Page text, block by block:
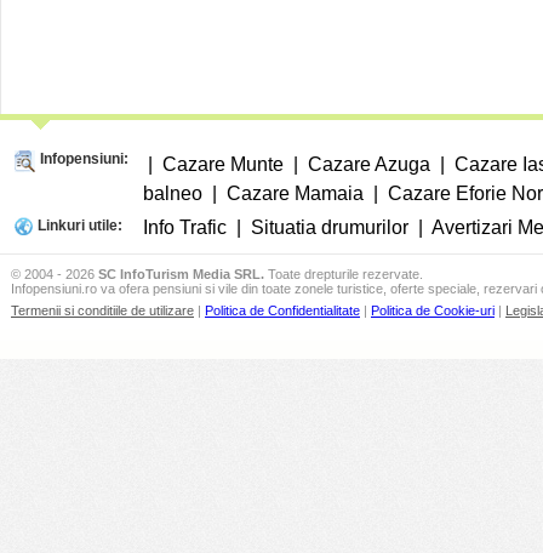
Infopensiuni: Cazare Munte Cazare Azuga
Cazare
balneo
Cazare Mamaia Cazare Eforie
Linkuri utile: Info Trafic Situatia drumurilor Avertizari
© 2004 - 2026 SC InfoTurism Media SRL. Toate drepturile rezervate.
Infopensiuni.ro va ofera pensiuni si vile din toate zonele turistice, oferte speciale, rezervari
Termenii si conditiile de utilizare | Politica de Confidentialitate | Politica de Cookie-uri |